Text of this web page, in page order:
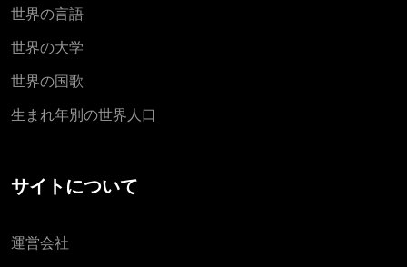
世界の言語
世界の大学
世界の国歌
生まれ年別の世界人口
サイトについて
運営会社